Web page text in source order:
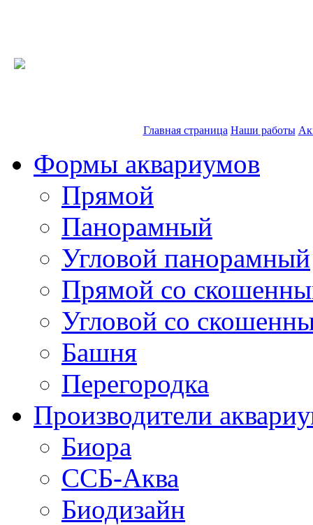
Главная страница Наши работы
Формы аквариумов
Прямой
Панорамный
Угловой панорамный
Прямой со
Угловой со
Башня
Перегородка
Производители
Биора
ССБ-Аква
Биодизайн